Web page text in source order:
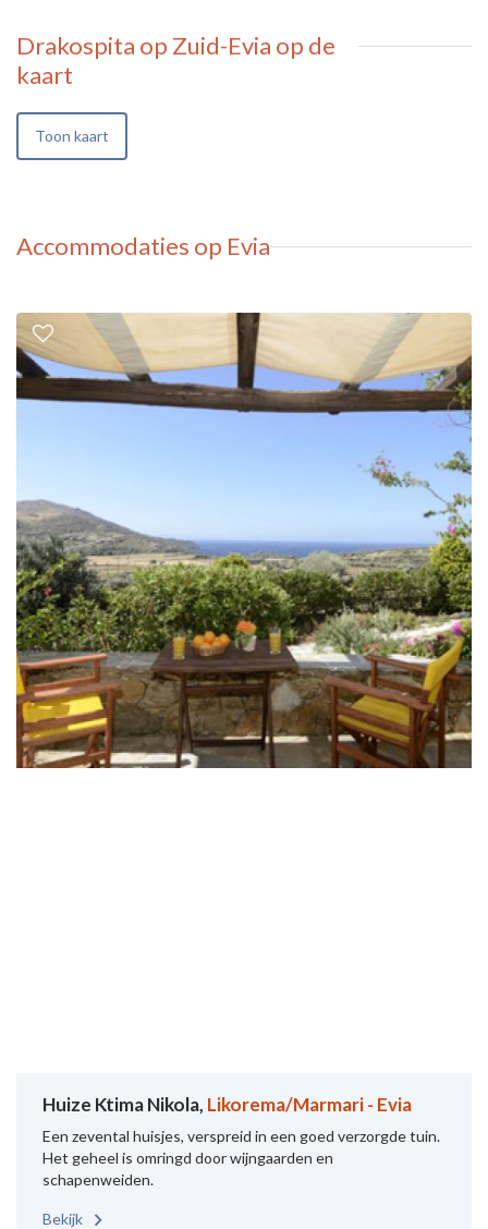
Drakospita op Zuid-Evia op de
kaart
Toon kaart
Accommodaties op Evia
Huize Ktima Nikola, Likorema/Marmari - Evia
Een zevental huisjes, verspreid in een goed verzorgde tuin.
Het geheel is omringd door wijngaarden en
schapenweiden.
Bekijk